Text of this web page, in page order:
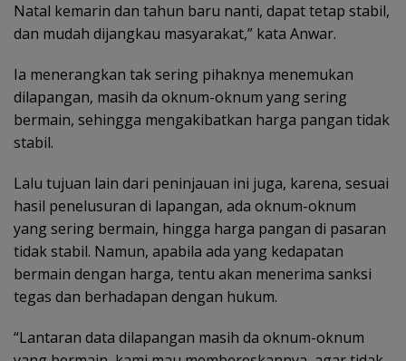
Natal kemarin dan tahun baru nanti, dapat tetap stabil,
dan mudah dijangkau masyarakat,” kata Anwar.
Ia menerangkan tak sering pihaknya menemukan
dilapangan, masih da oknum-oknum yang sering
bermain, sehingga mengakibatkan harga pangan tidak
stabil.
Lalu tujuan lain dari peninjauan ini juga, karena, sesuai
hasil penelusuran di lapangan, ada oknum-oknum
yang sering bermain, hingga harga pangan di pasaran
tidak stabil. Namun, apabila ada yang kedapatan
bermain dengan harga, tentu akan menerima sanksi
tegas dan berhadapan dengan hukum.
“Lantaran data dilapangan masih da oknum-oknum